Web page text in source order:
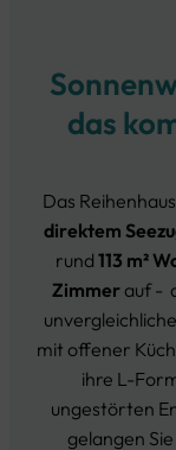
das
Das Reihenhaus
direktem
rund 113 m²
Zimmerauf -
mit offener
ihre L-
ungestörten
gelangen